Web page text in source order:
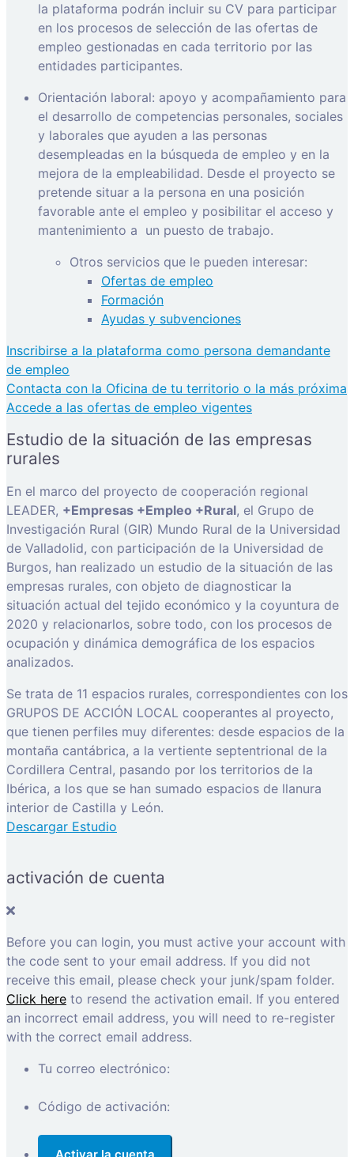
la plataforma podrán incluir su CV para participar
en los procesos de selección de las ofertas de
empleo gestionadas en cada territorio por las
entidades participantes.
Orientación laboral: apoyo y acompañamiento para
el desarrollo de competencias personales, sociales
y laborales que ayuden a las personas
desempleadas en la búsqueda de empleo y en la
mejora de la empleabilidad. Desde el proyecto se
pretende situar a la persona en una posición
favorable ante el empleo y posibilitar el acceso y
mantenimiento a un puesto de trabajo.
Otros servicios que le pueden interesar:
Ofertas de empleo
Formación
Ayudas y subvenciones
Inscribirse a la plataforma como persona demandante
de empleo
Contacta con la Oficina de tu territorio o la más próxima
Accede a las ofertas de empleo vigentes
Estudio de la situación de las empresas
rurales
En el marco del proyecto de cooperación regional
LEADER, +Empresas +Empleo +Rural, el Grupo de
Investigación Rural (GIR) Mundo Rural de la Universidad
de Valladolid, con participación de la Universidad de
Burgos, han realizado un estudio de la situación de las
empresas rurales, con objeto de diagnosticar la
situación actual del tejido económico y la coyuntura de
2020 y relacionarlos, sobre todo, con los procesos de
ocupación y dinámica demográfica de los espacios
analizados.
Se trata de 11 espacios rurales, correspondientes con los
GRUPOS DE ACCIÓN LOCAL cooperantes al proyecto,
que tienen perfiles muy diferentes: desde espacios de la
montaña cantábrica, a la vertiente septentrional de la
Cordillera Central, pasando por los territorios de la
Ibérica, a los que se han sumado espacios de llanura
interior de Castilla y León.
Descargar Estudio
activación de cuenta
Before you can login, you must active your account with
the code sent to your email address. If you did not
receive this email, please check your junk/spam folder.
Click here to resend the activation email. If you entered
an incorrect email address, you will need to re-register
with the correct email address.
Tu correo electrónico:
Código de activación: